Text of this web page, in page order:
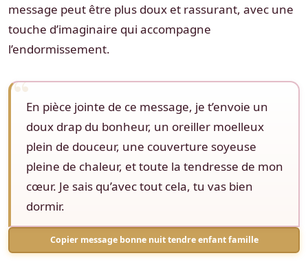
message peut être plus doux et rassurant, avec une
touche d’imaginaire qui accompagne
l’endormissement.
En pièce jointe de ce message, je t’envoie un
doux drap du bonheur, un oreiller moelleux
plein de douceur, une couverture soyeuse
pleine de chaleur, et toute la tendresse de mon
cœur. Je sais qu’avec tout cela, tu vas bien
dormir.
Copier message bonne nuit tendre enfant famille